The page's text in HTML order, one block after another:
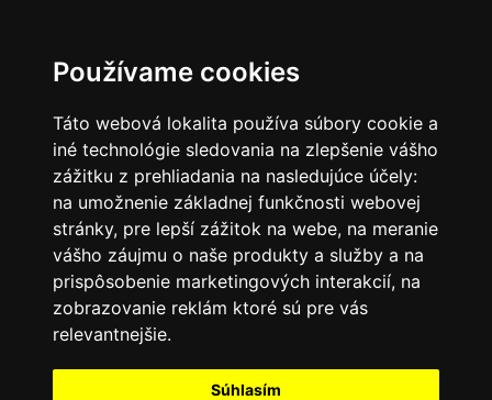
Používame cookies
Táto webová lokalita používa súbory cookie a
iné technológie sledovania na zlepšenie vášho
zážitku z prehliadania na nasledujúce účely:
na umožnenie základnej funkčnosti webovej
stránky, pre lepší zážitok na webe, na meranie
vášho záujmu o naše produkty a služby a na
prispôsobenie marketingových interakcií, na
zobrazovanie reklám ktoré sú pre vás
relevantnejšie.
Súhlasím